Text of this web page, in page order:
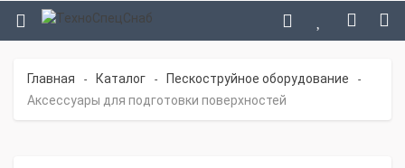
Главная - Каталог - Пескоструйное оборудование -
Аксессуары для подготовки поверхностей